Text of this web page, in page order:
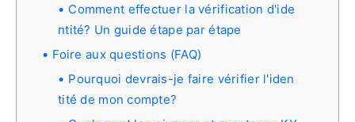
Comment effectuer la vérification d'ide
ntité? Un guide étape par étape
Foire aux questions (FAQ)
Pourquoi devrais-je faire vérifier l'iden
tité de mon compte?